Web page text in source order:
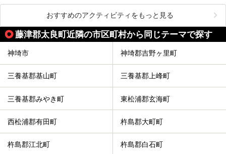
おすすめのアクティビティをもっと見る
藤津郡太良町近隣の市区町村から同じテーマで探す
神埼市 神埼郡吉野ヶ里町
三養基郡基山町 三養基郡上峰町
三養基郡みやき町 東松浦郡玄海町
西松浦郡有田町 杵島郡大町町
杵島郡江北町 杵島郡白石町